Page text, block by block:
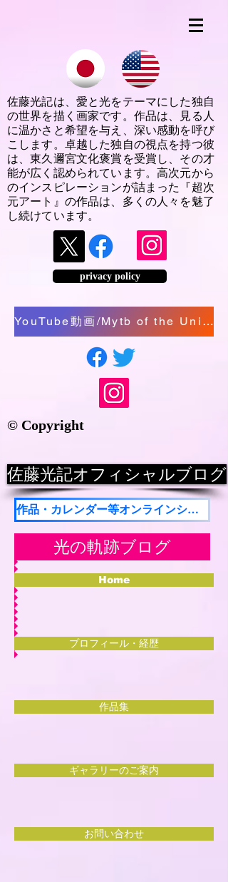
佐藤光記は、愛と光をテーマにした独自
の世界を描く画家です。作品は、見る人
に温かさと希望を与え、深い感動を呼び
こします。卓越した独自の視点を持つ彼
は、東久邇宮文化褒賞を受賞し、その才
能が広く認められています。高次元から
のインスピレーションが詰まった『超次
元アート』の作品は、多くの人々を魅了
し続けています。
privacy policy
YouTube動画/Mytb of the Universe/The Presence of Miracle
© Copyright
佐藤光記オフィシャルブログ
作品・カレンダー等オンラインショップ
光の軌跡ブログ
Home
プロフィール・経歴
作品集
ギャラリーのご案内
お問い合わせ